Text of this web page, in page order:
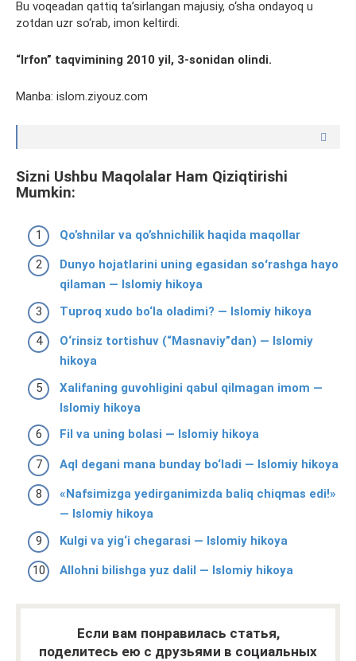
Bu voqeadan qattiq ta’sirlangan majusiy, o‘sha ondayoq u
zotdan uzr so‘rab, imon keltirdi.
“Irfon” taqvimining 2010 yil, 3-sonidan olindi.
Manba: islom.ziyouz.com
Sizni Ushbu Maqolalar Ham Qiziqtirishi
Mumkin:
Qo’shnilar va qo’shnichilik haqida maqollar
Dunyo hojatlarini uning egasidan soʻrashga hayo
qilaman — Islomiy hikoya
Tuproq xudo bo‘la oladimi? — Islomiy hikoya
O‘rinsiz tortishuv (“Masnaviy”dan) — Islomiy
hikoya
Xalifaning guvohligini qabul qilmagan imom —
Islomiy hikoya
Fil va uning bolasi — Islomiy hikoya
Aql degani mana bunday bo‘ladi — Islomiy hikoya
«Nafsimizga yedirganimizda baliq chiqmas edi!»
— Islomiy hikoya
Kulgi va yig‘i chegarasi — Islomiy hikoya
Allohni bilishga yuz dalil — Islomiy hikoya
Если вам понравилась статья,
поделитесь ею с друзьями в социальных